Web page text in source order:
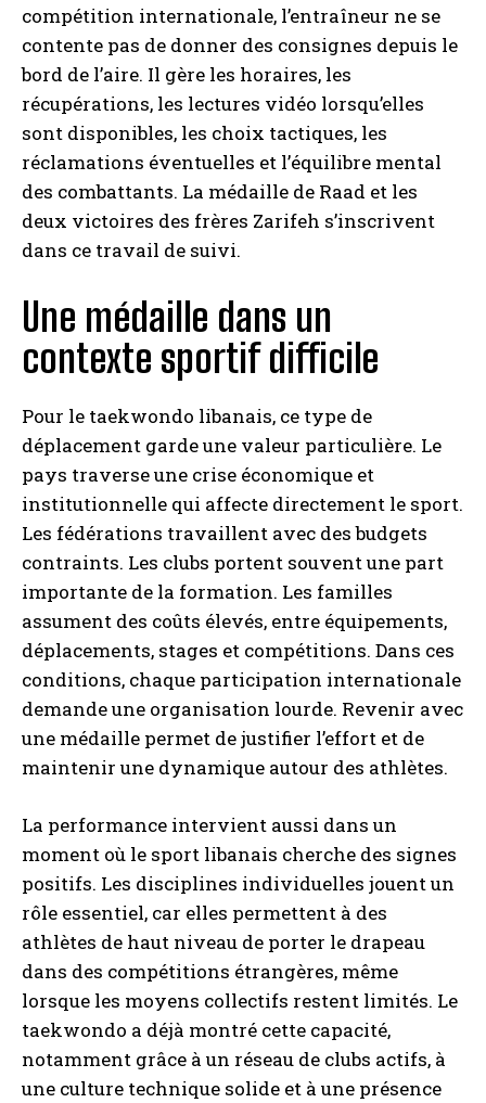
compétition internationale, l’entraîneur ne se
contente pas de donner des consignes depuis le
bord de l’aire. Il gère les horaires, les
récupérations, les lectures vidéo lorsqu’elles
sont disponibles, les choix tactiques, les
réclamations éventuelles et l’équilibre mental
des combattants. La médaille de Raad et les
deux victoires des frères Zarifeh s’inscrivent
dans ce travail de suivi.
Une médaille dans un
contexte sportif difficile
Pour le taekwondo libanais, ce type de
déplacement garde une valeur particulière. Le
pays traverse une crise économique et
institutionnelle qui affecte directement le sport.
Les fédérations travaillent avec des budgets
contraints. Les clubs portent souvent une part
importante de la formation. Les familles
assument des coûts élevés, entre équipements,
déplacements, stages et compétitions. Dans ces
conditions, chaque participation internationale
demande une organisation lourde. Revenir avec
une médaille permet de justifier l’effort et de
maintenir une dynamique autour des athlètes.
La performance intervient aussi dans un
moment où le sport libanais cherche des signes
positifs. Les disciplines individuelles jouent un
rôle essentiel, car elles permettent à des
athlètes de haut niveau de porter le drapeau
dans des compétitions étrangères, même
lorsque les moyens collectifs restent limités. Le
taekwondo a déjà montré cette capacité,
notamment grâce à un réseau de clubs actifs, à
une culture technique solide et à une présence